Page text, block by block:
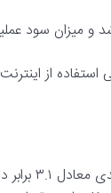
هزینه‌های